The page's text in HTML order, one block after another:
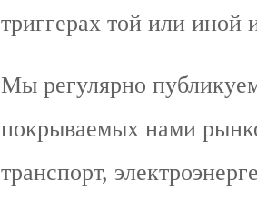
триггерах той или иной
Мы регулярно
покрываемых нами
транспорт,